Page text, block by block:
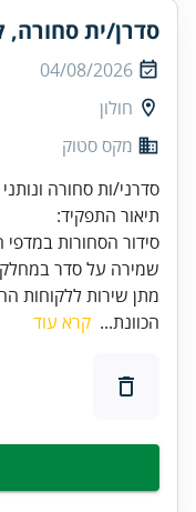
סדרן/ית
04/08/2026
חולון
מקס סטוק
מתן שירות ללקוחות
הכוונת... קרא עוד